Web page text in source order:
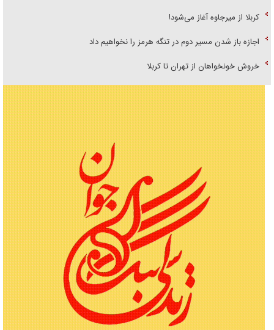
کربلا از میرجاوه آغاز می‌شود!
اجازه باز شدن مسیر دوم در تنگه هرمز را نخواهیم داد
خروش خونخواهان از تهران تا کربلا